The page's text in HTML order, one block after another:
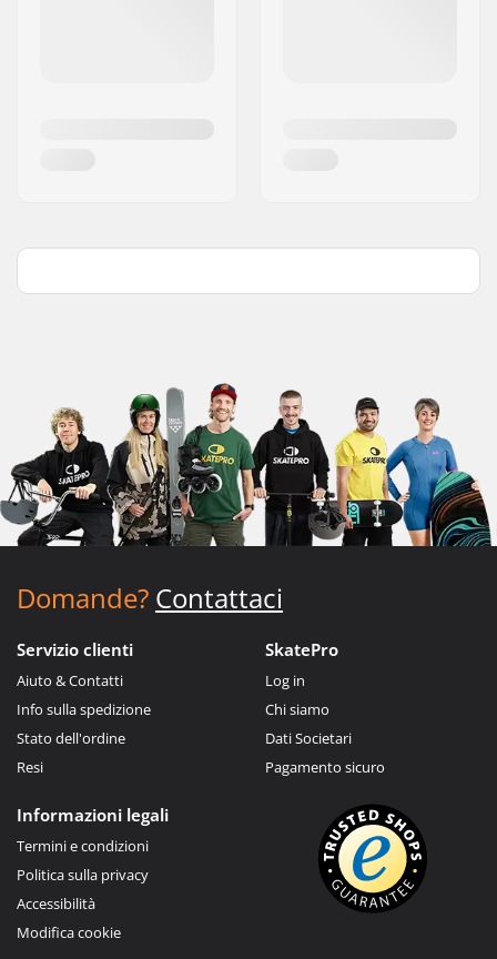
Domande? Contattaci
Servizio clienti
Aiuto & Contatti
Info sulla spedizione
Stato dell'ordine
Resi
SkatePro
Log in
Chi siamo
Dati Societari
Pagamento sicuro
Informazioni legali
Termini e condizioni
Politica sulla privacy
Accessibilità
Modifica cookie